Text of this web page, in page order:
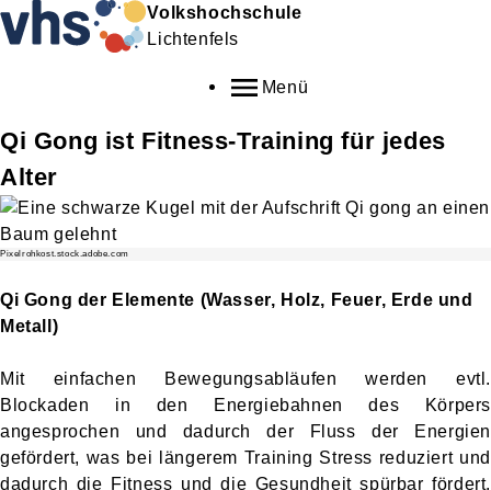
Volkshochschule
Lichtenfels
Menü
Qi Gong ist Fitness-Training für jedes
Alter
Pixelrohkost.stock.adobe.com
Qi Gong der Elemente (Wasser, Holz, Feuer, Erde und
Metall)
Mit einfachen Bewegungsabläufen werden evtl.
Blockaden in den Energiebahnen des Körpers
angesprochen und dadurch der Fluss der Energien
gefördert, was bei längerem Training Stress reduziert und
dadurch die Fitness und die Gesundheit spürbar fördert.